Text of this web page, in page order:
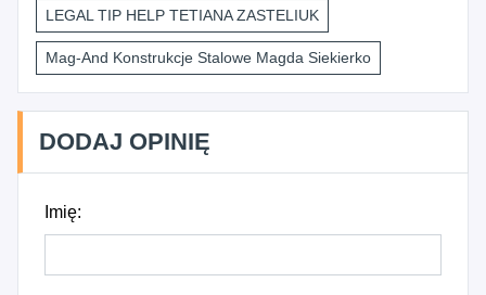
LEGAL TIP HELP TETIANA ZASTELIUK
Mag-And Konstrukcje Stalowe Magda Siekierko
DODAJ OPINIĘ
Imię: